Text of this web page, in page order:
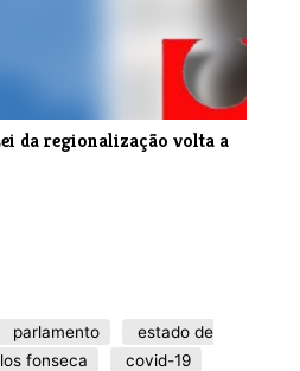
da regionalização volta a
parlamento
estado de
fonseca
covid-19